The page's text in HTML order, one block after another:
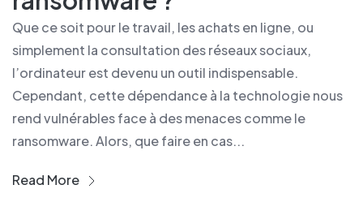
Que ce soit pour le travail, les achats en ligne, ou
simplement la consultation des réseaux sociaux,
l’ordinateur est devenu un outil indispensable.
Cependant, cette dépendance à la technologie nous
rend vulnérables face à des menaces comme le
ransomware. Alors, que faire en cas...
Read More